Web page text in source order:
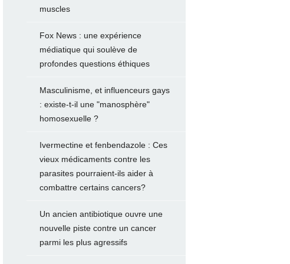
muscles
Fox News : une expérience
médiatique qui soulève de
profondes questions éthiques
Masculinisme, et influenceurs gays
: existe-t-il une "manosphère"
homosexuelle ?
Ivermectine et fenbendazole : Ces
vieux médicaments contre les
parasites pourraient-ils aider à
combattre certains cancers?
Un ancien antibiotique ouvre une
nouvelle piste contre un cancer
parmi les plus agressifs